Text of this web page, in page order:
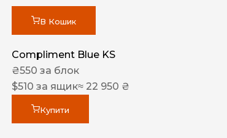
В Кошик
Compliment Blue KS
₴550 за блок
$510 за ящик≈ 22 950 ₴
Купити